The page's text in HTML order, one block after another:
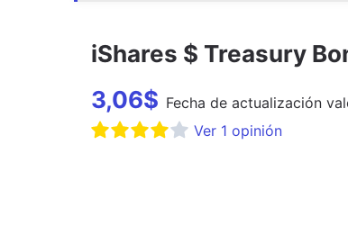
iShares $ Treasury
3,06$ Fecha de actualización
Ver 1 opinión